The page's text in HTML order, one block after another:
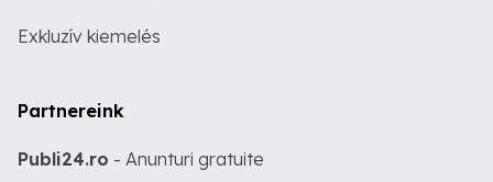
Exkluzív kiemelés
Partnereink
Publi24.ro - Anunturi gratuite